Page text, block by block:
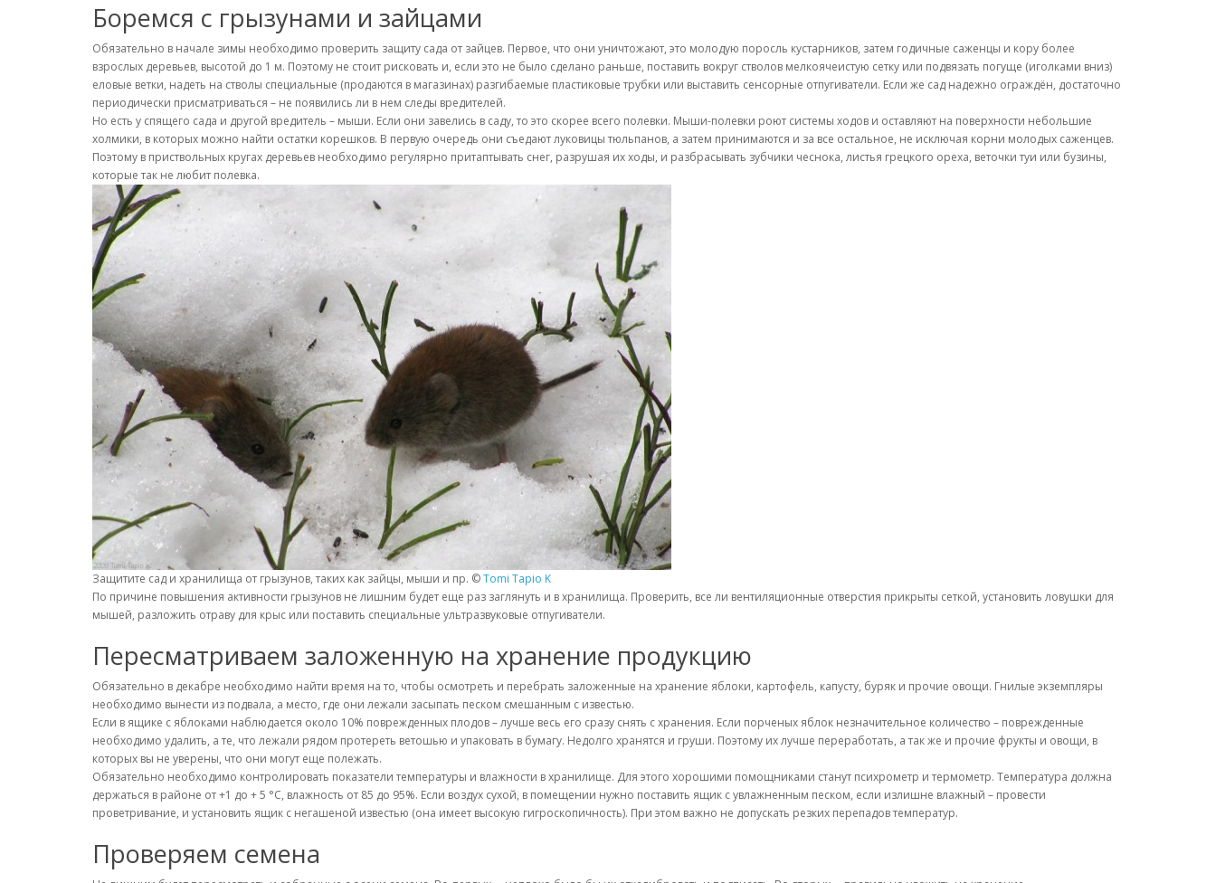
Боремся с грызунами и зайцами
Обязательно в начале зимы необходимо проверить защиту сада от зайцев. Первое, что они уничтожают, это молодую поросль кустарников, затем годичные саженцы и кору более
взрослых деревьев, высотой до 1 м. Поэтому не стоит рисковать и, если это не было сделано раньше, поставить вокруг стволов мелкоячеистую сетку или подвязать погуще (иголками вниз)
еловые ветки, надеть на стволы специальные (продаются в магазинах) разгибаемые пластиковые трубки или выставить сенсорные отпугиватели. Если же сад надежно ограждён, достаточно
периодически присматриваться – не появились ли в нем следы вредителей.
Но есть у спящего сада и другой вредитель – мыши. Если они завелись в саду, то это скорее всего полевки. Мыши-полевки роют системы ходов и оставляют на поверхности небольшие
холмики, в которых можно найти остатки корешков. В первую очередь они съедают луковицы тюльпанов, а затем принимаются и за все остальное, не исключая корни молодых саженцев.
Поэтому в приствольных кругах деревьев необходимо регулярно притаптывать снег, разрушая их ходы, и разбрасывать зубчики чеснока, листья грецкого ореха, веточки туи или бузины,
которые так не любит полевка.
Защитите сад и хранилища от грызунов, таких как зайцы, мыши и пр. ©Tomi Tapio K
По причине повышения активности грызунов не лишним будет еще раз заглянуть и в хранилища. Проверить, все ли вентиляционные отверстия прикрыты сеткой, установить ловушки для
мышей, разложить отраву для крыс или поставить специальные ультразвуковые отпугиватели.
Пересматриваем заложенную на хранение продукцию
Обязательно в декабре необходимо найти время на то, чтобы осмотреть и перебрать заложенные на хранение яблоки, картофель, капусту, буряк и прочие овощи. Гнилые экземпляры
необходимо вынести из подвала, а место, где они лежали засыпать песком смешанным с известью.
Если в ящике с яблоками наблюдается около 10% поврежденных плодов – лучше весь его сразу снять с хранения. Если порченых яблок незначительное количество – поврежденные
необходимо удалить, а те, что лежали рядом протереть ветошью и упаковать в бумагу. Недолго хранятся и груши. Поэтому их лучше переработать, а так же и прочие фрукты и овощи, в
которых вы не уверены, что они могут еще полежать.
Обязательно необходимо контролировать показатели температуры и влажности в хранилище. Для этого хорошими помощниками станут психрометр и термометр. Температура должна
держаться в районе от +1 до + 5 °C, влажность от 85 до 95%. Если воздух сухой, в помещении нужно поставить ящик с увлажненным песком, если излишне влажный – провести
проветривание, и установить ящик с негашеной известью (она имеет высокую гигроскопичность). При этом важно не допускать резких перепадов температур.
Проверяем семена